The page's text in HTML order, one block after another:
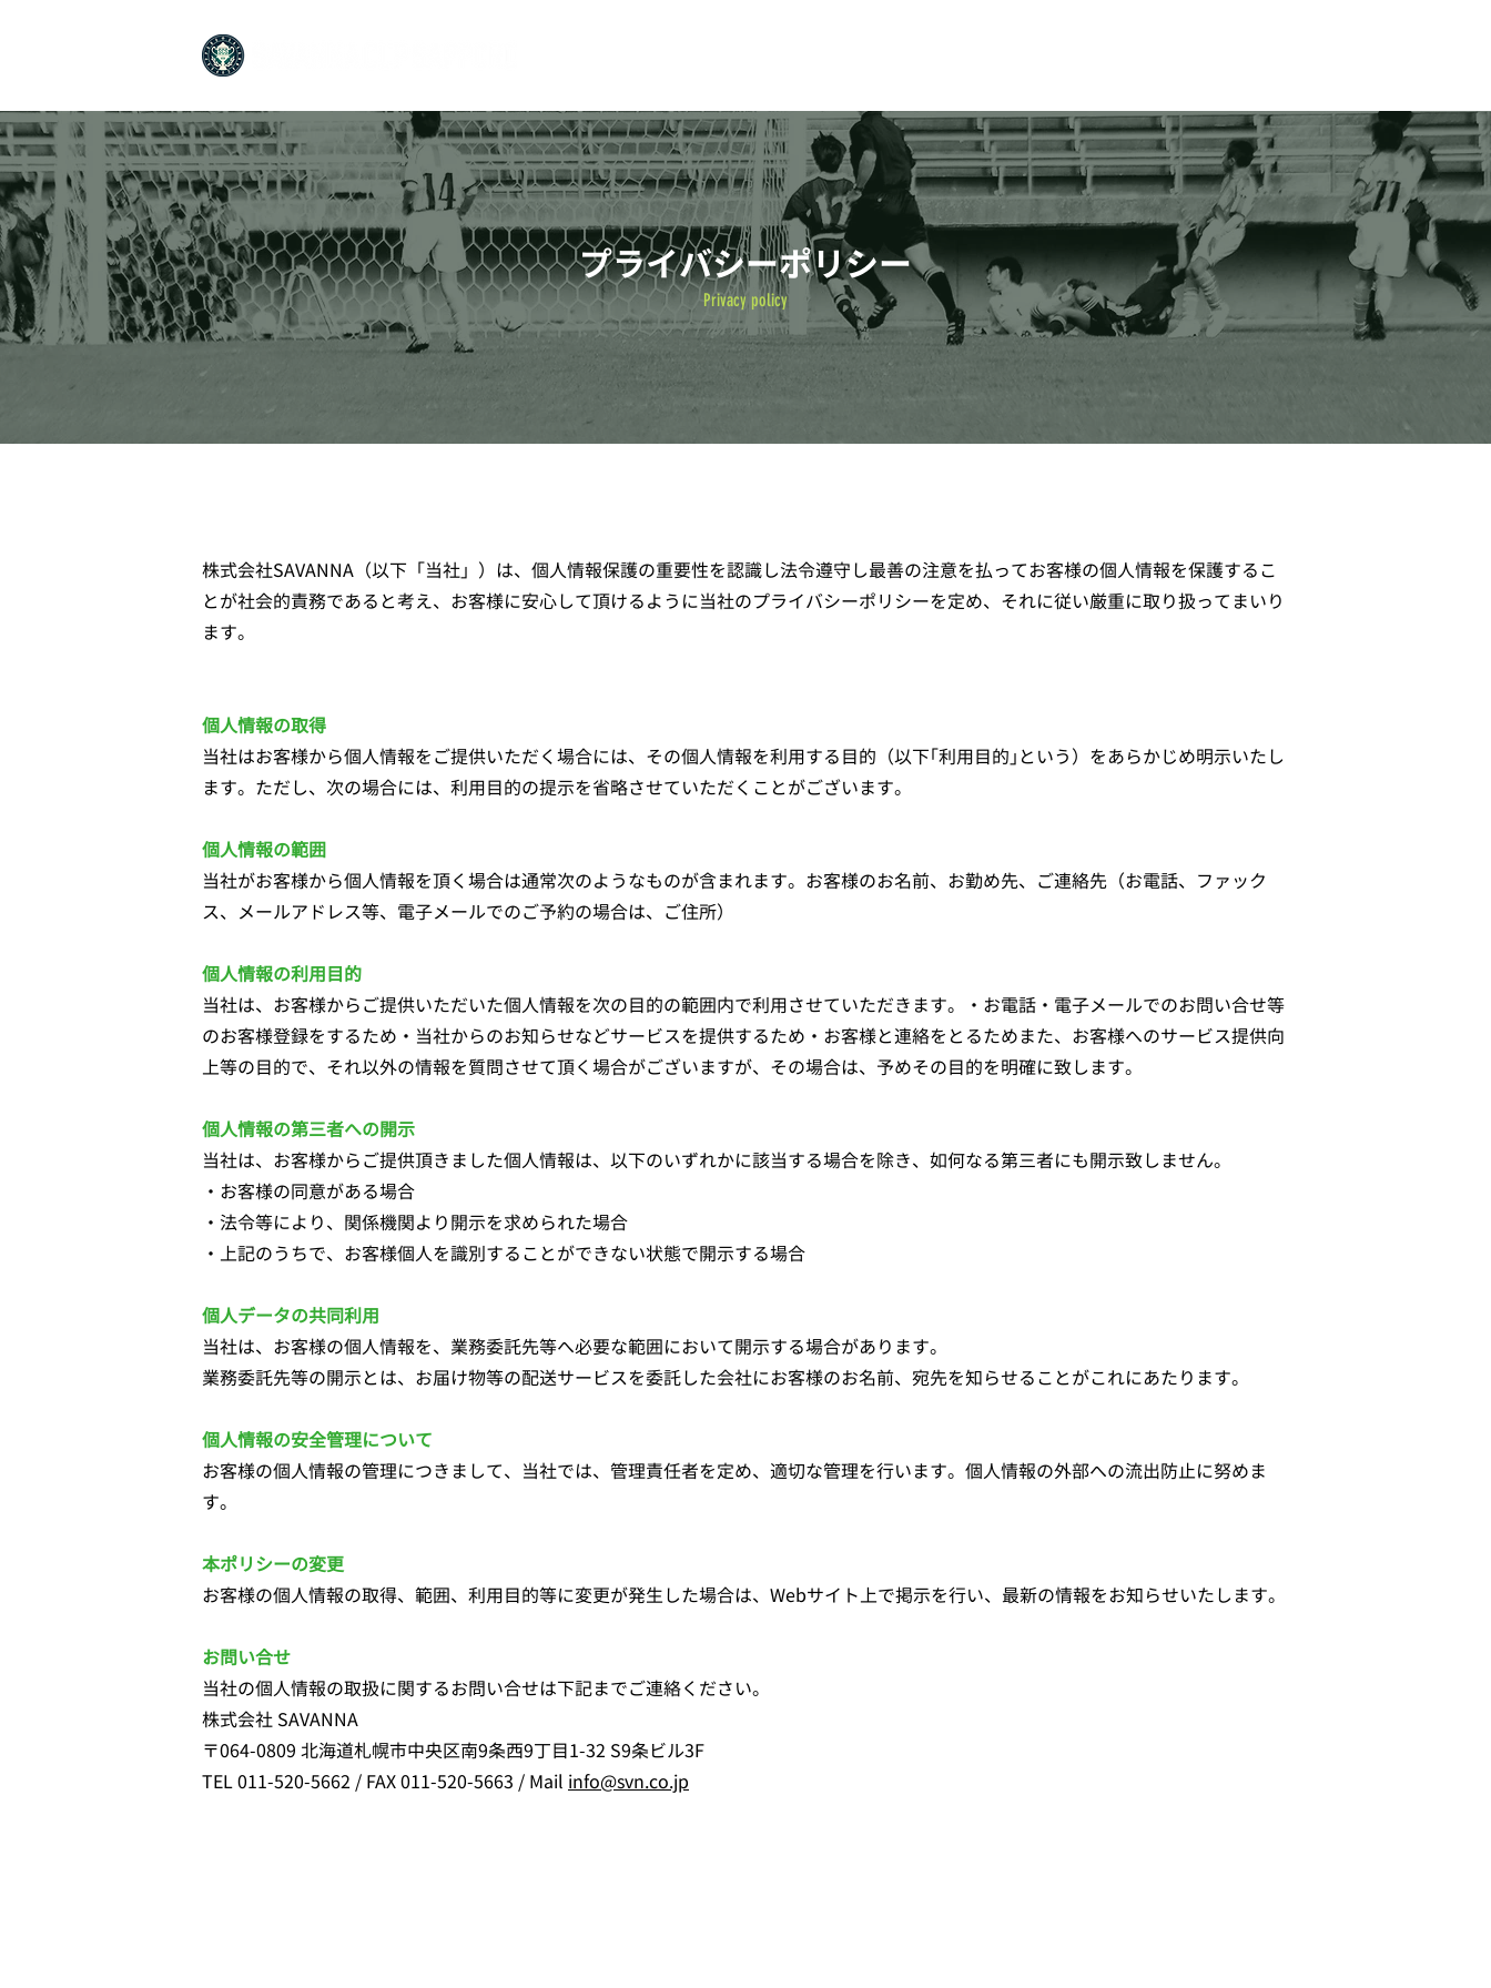
プライバシーポリシー
Privacy policy
株式会社SAVANNA（以下「当社」）は、個人情報保護の重要性を認識し法令遵守し最善の注意を払ってお客様の個人情報を保護するこ
とが社会的責務であると考え、お客様に安心して頂けるように当社のプライバシーポリシーを定め、それに従い厳重に取り扱ってまいり
ます。
個人情報の取得
当社はお客様から個人情報をご提供いただく場合には、その個人情報を利用する目的（以下｢利用目的｣という）をあらかじめ明示いたし
ます。ただし、次の場合には、利用目的の提示を省略させていただくことがございます。
個人情報の範囲
当社がお客様から個人情報を頂く場合は通常次のようなものが含まれます。お客様のお名前、お勤め先、ご連絡先（お電話、ファック
ス、メールアドレス等、電子メールでのご予約の場合は、ご住所）
個人情報の利用目的
当社は、お客様からご提供いただいた個人情報を次の目的の範囲内で利用させていただきます。・お電話・電子メールでのお問い合せ等
のお客様登録をするため・当社からのお知らせなどサービスを提供するため・お客様と連絡をとるためまた、お客様へのサービス提供向
上等の目的で、それ以外の情報を質問させて頂く場合がございますが、その場合は、予めその目的を明確に致します。
個人情報の第三者への開示
当社は、お客様からご提供頂きました個人情報は、以下のいずれかに該当する場合を除き、如何なる第三者にも開示致しません。
・お客様の同意がある場合
・法令等により、関係機関より開示を求められた場合
・上記のうちで、お客様個人を識別することができない状態で開示する場合
個人データの共同利用
当社は、お客様の個人情報を、業務委託先等へ必要な範囲において開示する場合があります。
業務委託先等の開示とは、お届け物等の配送サービスを委託した会社にお客様のお名前、宛先を知らせることがこれにあたります。
個人情報の安全管理について
お客様の個人情報の管理につきまして、当社では、管理責任者を定め、適切な管理を行います。個人情報の外部への流出防止に努めま
す。
本ポリシーの変更
お客様の個人情報の取得、範囲、利用目的等に変更が発生した場合は、Webサイト上で掲示を行い、最新の情報をお知らせいたします。
お問い合せ
当社の個人情報の取扱に関するお問い合せは下記までご連絡ください。
株式会社 SAVANNA
〒064-0809 北海道札幌市中央区南9条西9丁目1-32 S9条ビル3F
TEL 011-520-5662 / FAX 011-520-5663 / Mail info@svn.co.jp